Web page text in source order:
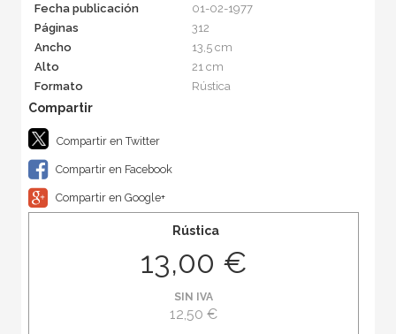
Fecha publicación
01-02-1977
Páginas
312
Ancho
13,5 cm
Alto
21 cm
Formato
Rústica
Compartir en Twitter
Compartir en Facebook
Compartir en Google+
Rústica
13,00 €
SIN IVA
12,50 €